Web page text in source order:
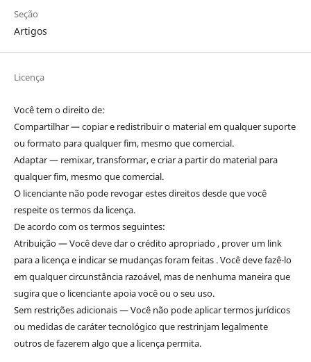
Seção
Artigos
Licença
Você tem o direito de:
Compartilhar — copiar e redistribuir o material em qualquer suporte
ou formato para qualquer fim, mesmo que comercial.
Adaptar — remixar, transformar, e criar a partir do material para
qualquer fim, mesmo que comercial.
O licenciante não pode revogar estes direitos desde que você
respeite os termos da licença.
De acordo com os termos seguintes:
Atribuição — Você deve dar o crédito apropriado , prover um link
para a licença e indicar se mudanças foram feitas . Você deve fazê-lo
em qualquer circunstância razoável, mas de nenhuma maneira que
sugira que o licenciante apoia você ou o seu uso.
Sem restrições adicionais — Você não pode aplicar termos jurídicos
ou medidas de caráter tecnológico que restrinjam legalmente
outros de fazerem algo que a licença permita.